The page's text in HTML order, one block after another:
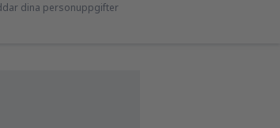
dina personuppgifter